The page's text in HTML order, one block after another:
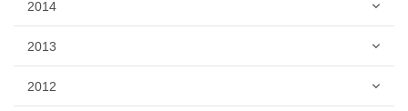
2014
2013
2012